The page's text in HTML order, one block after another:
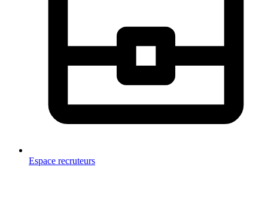
Espace recruteurs